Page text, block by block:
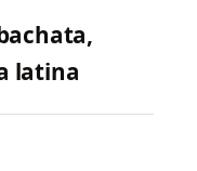
latina